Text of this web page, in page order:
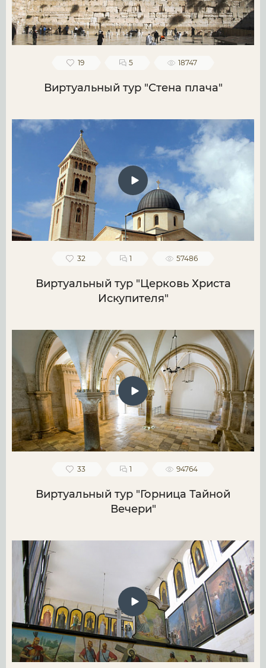
19 5 18747
Виртуальный тур "Стена плача"
32 1 57486
Виртуальный тур "Церковь Христа
Искупителя"
33 1 94764
Виртуальный тур "Горница Тайной
Вечери"